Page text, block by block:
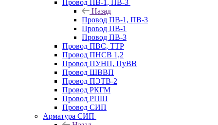
Провод ПВ-1, ПВ-3
Назад
Провод ПВ-1, ПВ-3
Провод ПВ-1
Провод ПВ-3
Провод ПВС, ТТР
Провод ПНСВ 1,2
Провод ПУНП, ПуВВ
Провод ШВВП
Провод ПЭТВ-2
Провод РКГМ
Провод РПШ
Провод СИП
Арматура СИП